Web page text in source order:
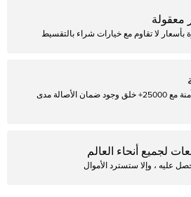
معقولة
لا تقاوم مع خيارات شراء بالتقسيط
صفيحة موثوقة وآمنة مع 25000+ خلق وجود ضمان الأصالة مدى
لجميع أنحاء العالم
عليه ، وإلا ستسترد الأموال